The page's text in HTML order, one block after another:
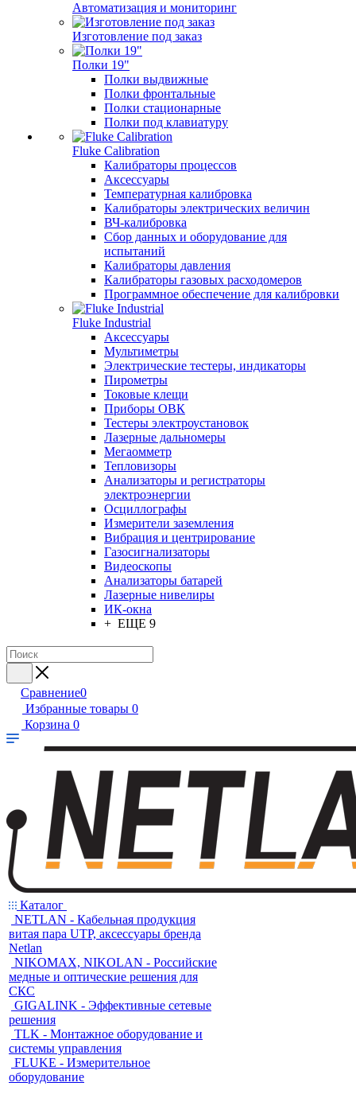
Автоматизация и мониторинг
Изготовление под заказ
Полки 19"
Полки выдвижные
Полки фронтальные
Полки стационарные
Полки под клавиатуру
Fluke Calibration
Калибраторы процессов
Аксессуары
Температурная калибровка
Калибраторы электрических величин
ВЧ-калибровка
Сбор данных и оборудование для
испытаний
Калибраторы давления
Калибраторы газовых расходомеров
Программное обеспечение для калибровки
Fluke Industrial
Аксессуары
Мультиметры
Электрические тестеры, индикаторы
Пирометры
Токовые клещи
Приборы ОВК
Тестеры электроустановок
Лазерные дальномеры
Мегаомметр
Тепловизоры
Анализаторы и регистраторы
электроэнергии
Осциллографы
Измерители заземления
Вибрация и центрирование
Газосигнализаторы
Видеоскопы
Анализаторы батарей
Лазерные нивелиры
ИК-окна
+ ЕЩЕ 9
Сравнение0
Избранные товары 0
Корзина 0
Каталог
NETLAN - Кабельная продукция
витая пара UTP, аксессуары бренда
Netlan
NIKOMAX, NIKOLAN - Российские
медные и оптические решения для
СКС
GIGALINK - Эффективные сетевые
решения
TLK - Монтажное оборудование и
системы управления
FLUKE - Измерительное
оборудование